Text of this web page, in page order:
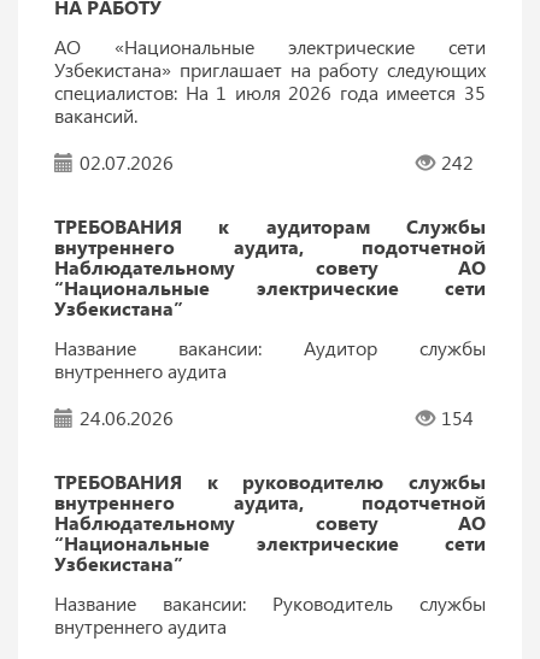
НА РАБОТУ
АО «Национальные электрические сети
Узбекистана» приглашает на работу следующих
специалистов: На 1 июля 2026 года имеется 35
вакансий.
02.07.2026
242
ТРЕБОВАНИЯ к аудиторам Службы
внутреннего аудита, подотчетной
Наблюдательному совету АО
“Национальные электрические сети
Узбекистана”
Название вакансии: Аудитор службы
внутреннего аудита
24.06.2026
154
ТРЕБОВАНИЯ к руководителю службы
внутреннего аудита, подотчетной
Наблюдательному совету АО
“Национальные электрические сети
Узбекистана”
Название вакансии: Руководитель службы
внутреннего аудита